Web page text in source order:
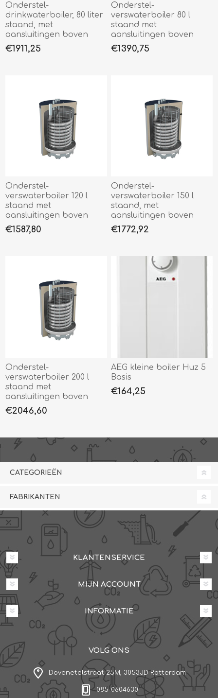
Onderstel-
drinkwaterboiler, 80 liter
staand, met
aansluitingen boven
€1911,25
Onderstel-
verswaterboiler 80 l
staand met
aansluitingen boven
€1390,75
Onderstel-
verswaterboiler 120 l
staand met
aansluitingen boven
€1587,80
Onderstel-
verswaterboiler 150 l
staand, met
aansluitingen boven
€1772,92
Onderstel-
verswaterboiler 200 l
staand met
aansluitingen boven
€2046,60
AEG kleine boiler Huz 5
Basis
€164,25
CATEGORIEËN
FABRIKANTEN
KLANTENSERVICE
MIJN ACCOUNT
INFORMATIE
VOLG ONS
Dovenetelstraat 25M, 3053JD Rotterdam
085-0604630